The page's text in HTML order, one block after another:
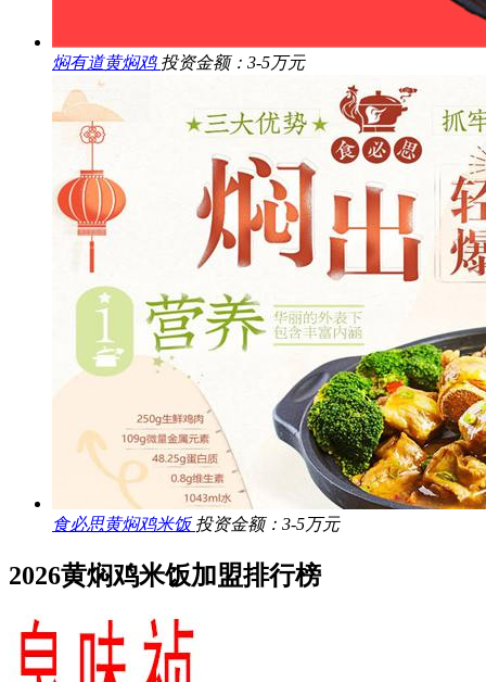
焖有道黄焖鸡 投资金额：3-5万元
食必思黄焖鸡米饭投资金额：3-5万元
2026黄焖鸡米饭加盟排行榜